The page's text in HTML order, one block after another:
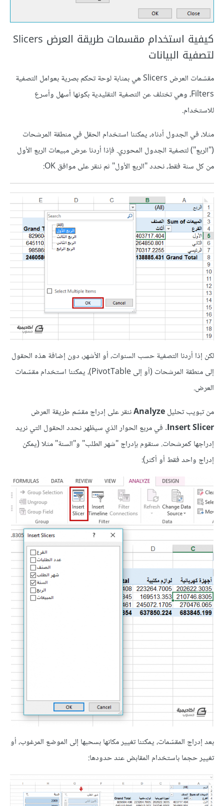
كيفية استخدام مقسمات طريقة العرض Slicers
لتصفية البيانات
مقسّمات العرض Slicers هي بمثابة لوحة تحكم بصرية بعوامل التصفية
Filters، وهي تختلف عن التصفية التقليدية بكونها أسهل وأسرع
للاستخدام.
مثلا، في الجدول أدناه، يمكننا استخدام الحقل في منطقة المرشحات
("الربع") لتصفية الجدول المحوري. فإذا أردنا عرض مبيعات الربع الأول
من كل سنة فقط، نحدد "الربع الأول" ثم ننقر على موافق OK:
لكن إذا أردنا التصفية حسب السنوات، أو الأشهر، دون إضافة هذه الحقول
إلى منطقة المرشحات (أو إلى PivotTable)، يمكننا استخدام مقسّمات
العرض.
من تبويب تحليلAnalyzeننقر على إدراج مقسّم طريقة العرض
Insert Slicer. في مربع الحوار الذي سيظهر نحدد الحقول التي نريد
إدراجها كمرشحات. سنقوم بإدراج "شهر الطلب" و"السنة" مثلا (يمكن
إدراج واحد فقط أو أكثر):
بعد إدراج المقسّمات، يمكننا تغيير مكانها بسحبها إلى الموضع المرغوب، أو
تغيير حجما باستخدام المقابض عند حدودها: